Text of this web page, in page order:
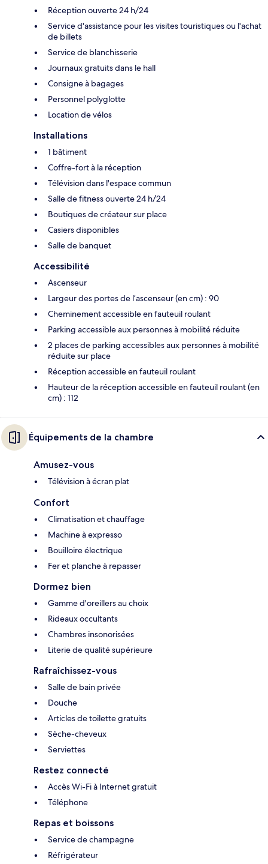
Réception ouverte 24 h/24
Service d'assistance pour les visites touristiques ou l'achat
de billets
Service de blanchisserie
Journaux gratuits dans le hall
Consigne à bagages
Personnel polyglotte
Location de vélos
Installations
1 bâtiment
Coffre-fort à la réception
Télévision dans l'espace commun
Salle de fitness ouverte 24 h/24
Boutiques de créateur sur place
Casiers disponibles
Salle de banquet
Accessibilité
Ascenseur
Largeur des portes de l’ascenseur (en cm) : 90
Cheminement accessible en fauteuil roulant
Parking accessible aux personnes à mobilité réduite
2 places de parking accessibles aux personnes à mobilité
réduite sur place
Réception accessible en fauteuil roulant
Hauteur de la réception accessible en fauteuil roulant (en
cm) : 112
Équipements de la chambre
Amusez-vous
Télévision à écran plat
Confort
Climatisation et chauffage
Machine à expresso
Bouilloire électrique
Fer et planche à repasser
Dormez bien
Gamme d'oreillers au choix
Rideaux occultants
Chambres insonorisées
Literie de qualité supérieure
Rafraîchissez-vous
Salle de bain privée
Douche
Articles de toilette gratuits
Sèche-cheveux
Serviettes
Restez connecté
Accès Wi-Fi à Internet gratuit
Téléphone
Repas et boissons
Service de champagne
Réfrigérateur